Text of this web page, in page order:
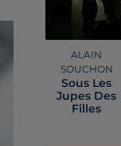
ALAIN
SOUCHON
Sous Les
Jupes Des
Filles